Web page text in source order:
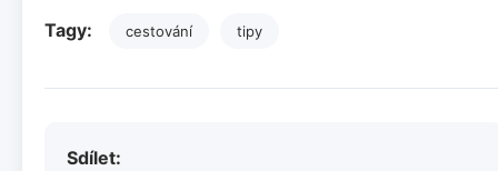
Tagy: cestování tipy
Sdílet: